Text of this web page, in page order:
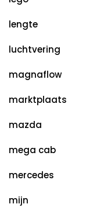
lengte
luchtvering
magnaflow
marktplaats
mazda
mega cab
mercedes
mijn